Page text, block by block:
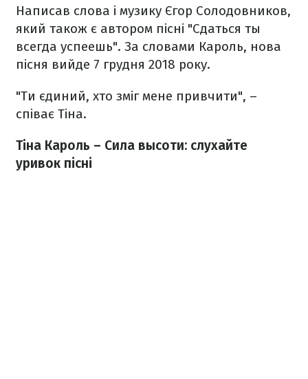
Написав слова і музику Єгор Солодовников,
який також є автором пісні "Сдаться ты
всегда успеешь". За словами Кароль, нова
пісня вийде 7 грудня 2018 року.
"Ти єдиний, хто зміг мене привчити", –
співає Тіна.
Тіна Кароль – Сила высоти: слухайте
уривок пісні